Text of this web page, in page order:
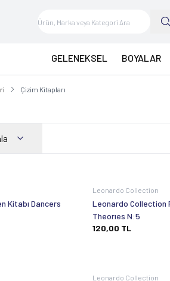
GELENEKSEL BOYALAR
Çizim Kitapları
Kitabı Dancers
Leonardo Collection
Leonardo Collection
Theorıes N:5
120,00 TL
Leonardo Collection